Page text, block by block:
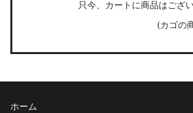
只今、カートに商品はござい
(カゴの
ホーム